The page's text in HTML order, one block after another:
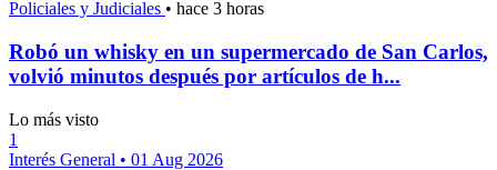
Policiales y Judiciales • hace 3 horas
Robó un whisky en un supermercado de San Carlos,
volvió minutos después por artículos de h...
Lo más visto
1
Interés General • 01 Aug 2026